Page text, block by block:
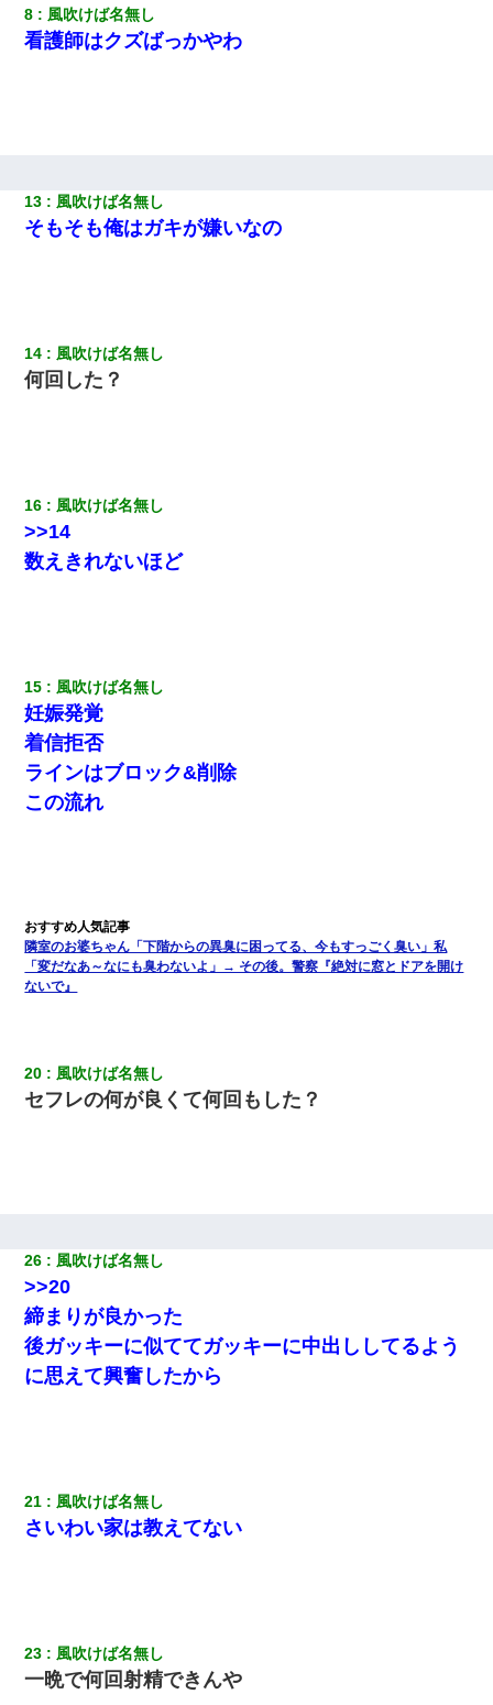
書店「息子さんが万引きしました」私「はっ？(息子目の前にいる
し…)うちの子ではないので迎えに行きません」→息子を名乗って
た人物の正体が判明するも・・・
てしても結婚て難しいんだなぁ…と思ってた
タあんてな
嫁の妹（26歳）がずっとウチに泊まりに来た結果→俺がヤバイｗ
ｗｗｗｗｗｗｗ
ル薔薇色ひこう疹」という症状だと言われた
【修羅場】彼女親「カスな家柄のヤツなんかと家族になるのはご
めんだ」俺「じゃあ別れます…」→ 彼女「なんで言い返してくれ
なかったの？（泣」
「私を家に置いてほしい、どうか見捨てないで(土下座」俺・嫁
「…」
ナンパにほいほい付いていった私、地獄に落ちる
立つし、すぐ見つかるかもしれません』→ 数時間後・・警察『××
さんご存じですか？』
小2の頃、妹と昼寝してたら家が火事になってて気づくと逃げ場が
なかった。妹を抱き締めて「ﾀﾋんじゃうよ」って泣いてたら…
【衝撃】ヤンキー女に「サせて」って言った結果
8 風吹けば名無し
看護師はクズばっかやわ
13 風吹けば名無し
そもそも俺はガキが嫌いなの
14 風吹けば名無し
何回した？
16 風吹けば名無し
>>14
数えきれないほど
15 風吹けば名無し
妊娠発覚
着信拒否
ラインはブロック&削除
この流れ
隣室のお婆ちゃん「下階からの異臭に困ってる、今もすっごく臭い」私
「変だなあ～なにも臭わないよ」→ その後。警察『絶対に窓とドアを開け
ないで』
20 風吹けば名無し
セフレの何が良くて何回もした？
26 風吹けば名無し
>>20
締まりが良かった
後ガッキーに似ててガッキーに中出ししてるよう
に思えて興奮したから
21 風吹けば名無し
さいわい家は教えてない
23 風吹けば名無し
一晩で何回射精できんや